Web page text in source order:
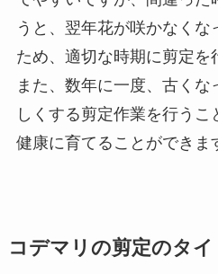
うと、翌年花が咲かなく
ため、適切な時期に剪定を
また、数年に一度、古く
しくする剪定作業を行うこ
健康に育てることができま
コデマリの剪定のタ